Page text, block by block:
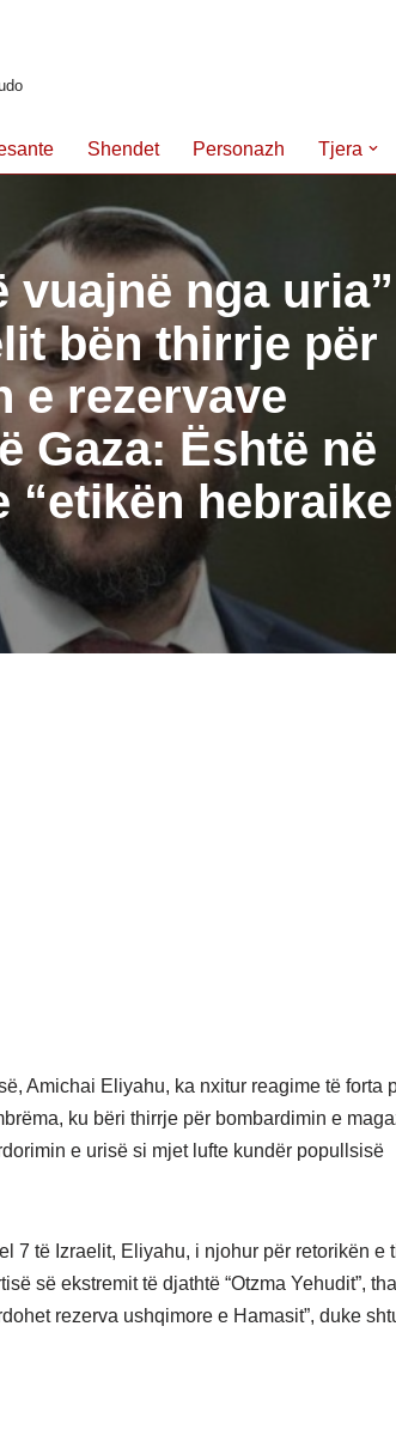
Shendet Personazh Tjera
vuajnë nga uria”
bën thirrje për
e rezervave
Gaza: Është në
“etikën
Amichai Eliyahu, ka nxitur reagime të forta
ku bëri thirrje për bombardimin e
e urisë si mjet lufte kundër popullsisë
7 të Izraelit, Eliyahu, i njohur për retorikën e
së ekstremit të djathtë “Otzma Yehudit”,
rezerva ushqimore e Hamasit”, duke